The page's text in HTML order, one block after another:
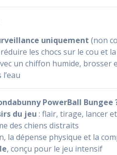
uniquement (non
les chocs sur le cou et
un chiffon humide, brosser
PowerBall Bungee
du jeu : flair, tirage, lancer
des chiens distraits
la dépense physique et la
, conçu pour le jeu intensif